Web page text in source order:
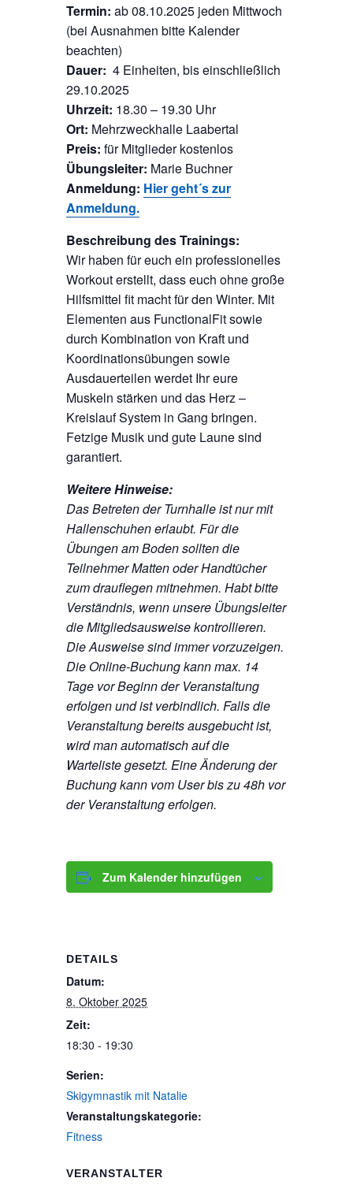
Termin: ab 08.10.2025 jeden Mittwoch
(bei Ausnahmen bitte Kalender
beachten)
Dauer: 4 Einheiten, bis einschließlich
29.10.2025
Uhrzeit: 18.30 – 19.30 Uhr
Ort: Mehrzweckhalle Laabertal
Preis: für Mitglieder kostenlos
Übungsleiter: Marie Buchner
Anmeldung: Hier geht´s zur
Anmeldung.
Beschreibung des Trainings:
Wir haben für euch ein professionelles
Workout erstellt, dass euch ohne große
Hilfsmittel fit macht für den Winter. Mit
Elementen aus FunctionalFit sowie
durch Kombination von Kraft und
Koordinationsübungen sowie
Ausdauerteilen werdet Ihr eure
Muskeln stärken und das Herz –
Kreislauf System in Gang bringen.
Fetzige Musik und gute Laune sind
garantiert.
Weitere Hinweise:
Das Betreten der Turnhalle ist nur mit
Hallenschuhen erlaubt. Für die
Übungen am Boden sollten die
Teilnehmer Matten oder Handtücher
zum drauflegen mitnehmen. Habt bitte
Verständnis, wenn unsere Übungsleiter
die Mitgliedsausweise kontrollieren.
Die Ausweise sind immer vorzuzeigen.
Die Online-Buchung kann max. 14
Tage vor Beginn der Veranstaltung
erfolgen und ist verbindlich. Falls die
Veranstaltung bereits ausgebucht ist,
wird man automatisch auf die
Warteliste gesetzt. Eine Änderung der
Buchung kann vom User bis zu 48h vor
der Veranstaltung erfolgen.
Zum Kalender hinzufügen
DETAILS
Datum:
8. Oktober 2025
Zeit:
18:30 - 19:30
Serien:
Skigymnastik mit Natalie
Veranstaltungskategorie:
Fitness
VERANSTALTER